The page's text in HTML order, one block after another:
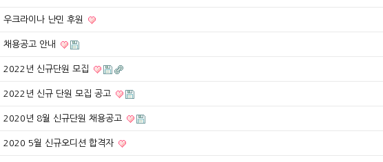
우크라이나 난민 후원
채용공고 안내
2022년 신규단원 모집
2022년 신규 단원 모집 공고
2020년 8월 신규단원 채용공고
2020 5월 신규오디션 합격자